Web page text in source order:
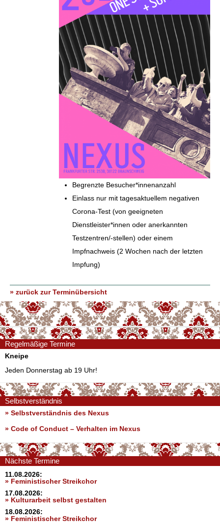
Begrenzte Besucher*innenanzahl
Einlass nur mit tagesaktuellem negativen
Corona-Test (von geeigneten
Dienstleister*innen oder anerkannten
Testzentren/-stellen) oder einem
Impfnachweis (2 Wochen nach der letzten
Impfung)
» zurück zur Terminübersicht
Regelmäßige Termine
Kneipe
Jeden Donnerstag ab 19 Uhr!
Selbstverständnis
» Selbstverständnis des Nexus
» Code of Conduct – Verhalten im Nexus
Nächste Termine
11.08.2026:
» Feministischer Streikchor
17.08.2026:
» Kulturarbeit selbst gestalten
18.08.2026:
» Feministischer Streikchor